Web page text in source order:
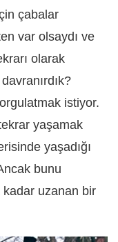
çabalar
var olsaydı ve
olarak
istiyor.
yaşamak
yaşadığı
bunu
uzanan bir